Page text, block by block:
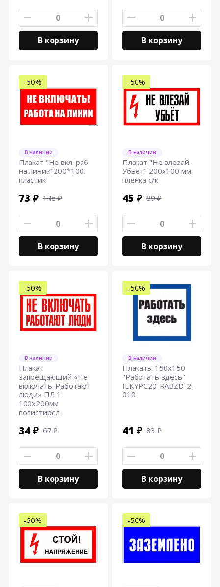
В корзину В корзину
-50%
В наличии
Плакат "Не вкл. раб.
на линии"200*100.
пластик
73 ₽ 145 ₽
В корзину
-50%
В наличии
Плакат "Не влезай.
Убьёт" 200х100 мм.
пленка с/к
45 ₽ 89 ₽
В корзину
-50%
В наличии
Плакат
запрещающий «Не
включать. Работают
люди» ПЛ 1
100х200мм
полистирол
34 ₽ 67 ₽
В корзину
-50%
В наличии
Плакаты 150х150
"Работать здесь"
IEKYPC20-RABZD-2-
010
41 ₽ 83 ₽
В корзину
-50% -50%